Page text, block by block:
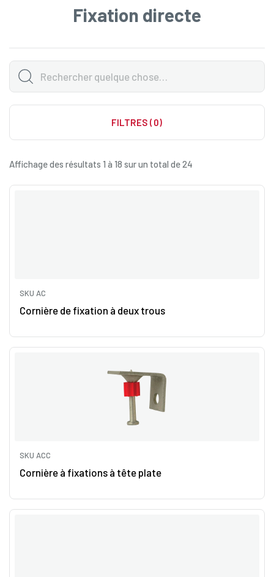
Fixation directe
FILTRES (0)
Affichage des résultats 1 à 18 sur un total de 24
SKU AC
Cornière de fixation à deux trous
SKU ACC
Cornière à fixations à tête plate